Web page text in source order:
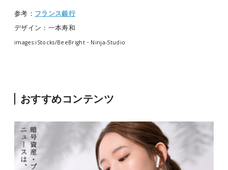
参考： フランス銀行
デザイン：一本寿和
images:iStocks/BeeBright・Ninja-Studio
おすすめコンテンツ